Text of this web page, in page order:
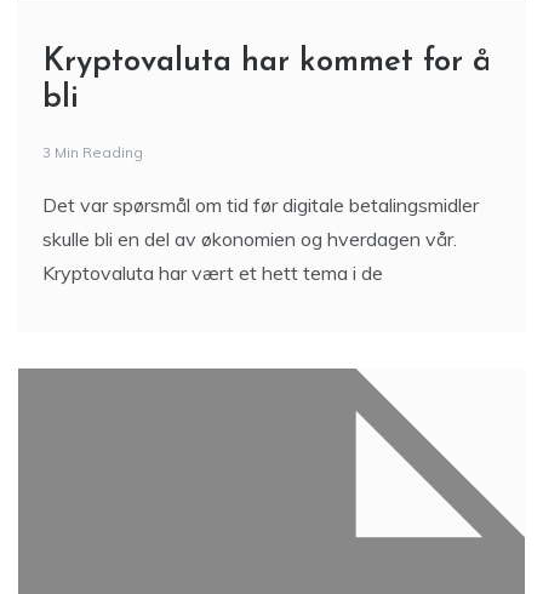
Kryptovaluta har kommet for å
bli
3 Min Reading
Det var spørsmål om tid før digitale betalingsmidler
skulle bli en del av økonomien og hverdagen vår.
Kryptovaluta har vært et hett tema i de